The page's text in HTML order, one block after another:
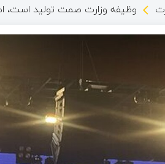
وظیفه وزارت صمت تولید است،